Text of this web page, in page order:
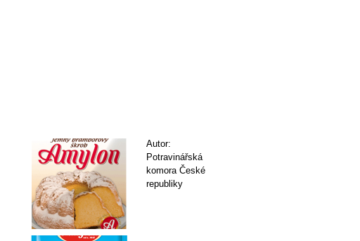
Autor:
Potravinářská
komora České
republiky